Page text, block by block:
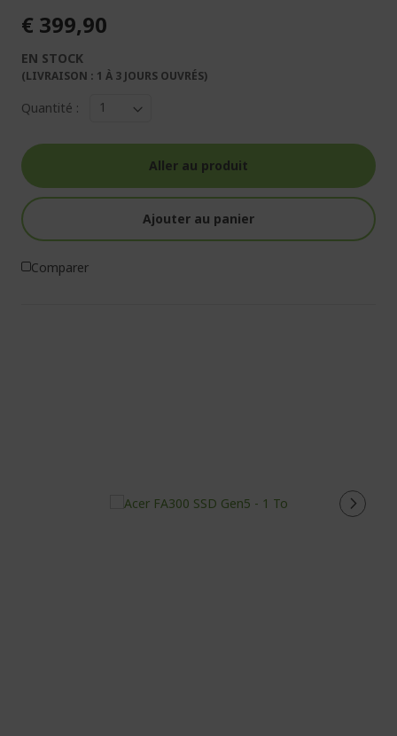
€ 399,90
EN STOCK
(LIVRAISON : 1 À 3 JOURS OUVRÉS)
Quantité :
Aller au produit
Ajouter au panier
Comparer